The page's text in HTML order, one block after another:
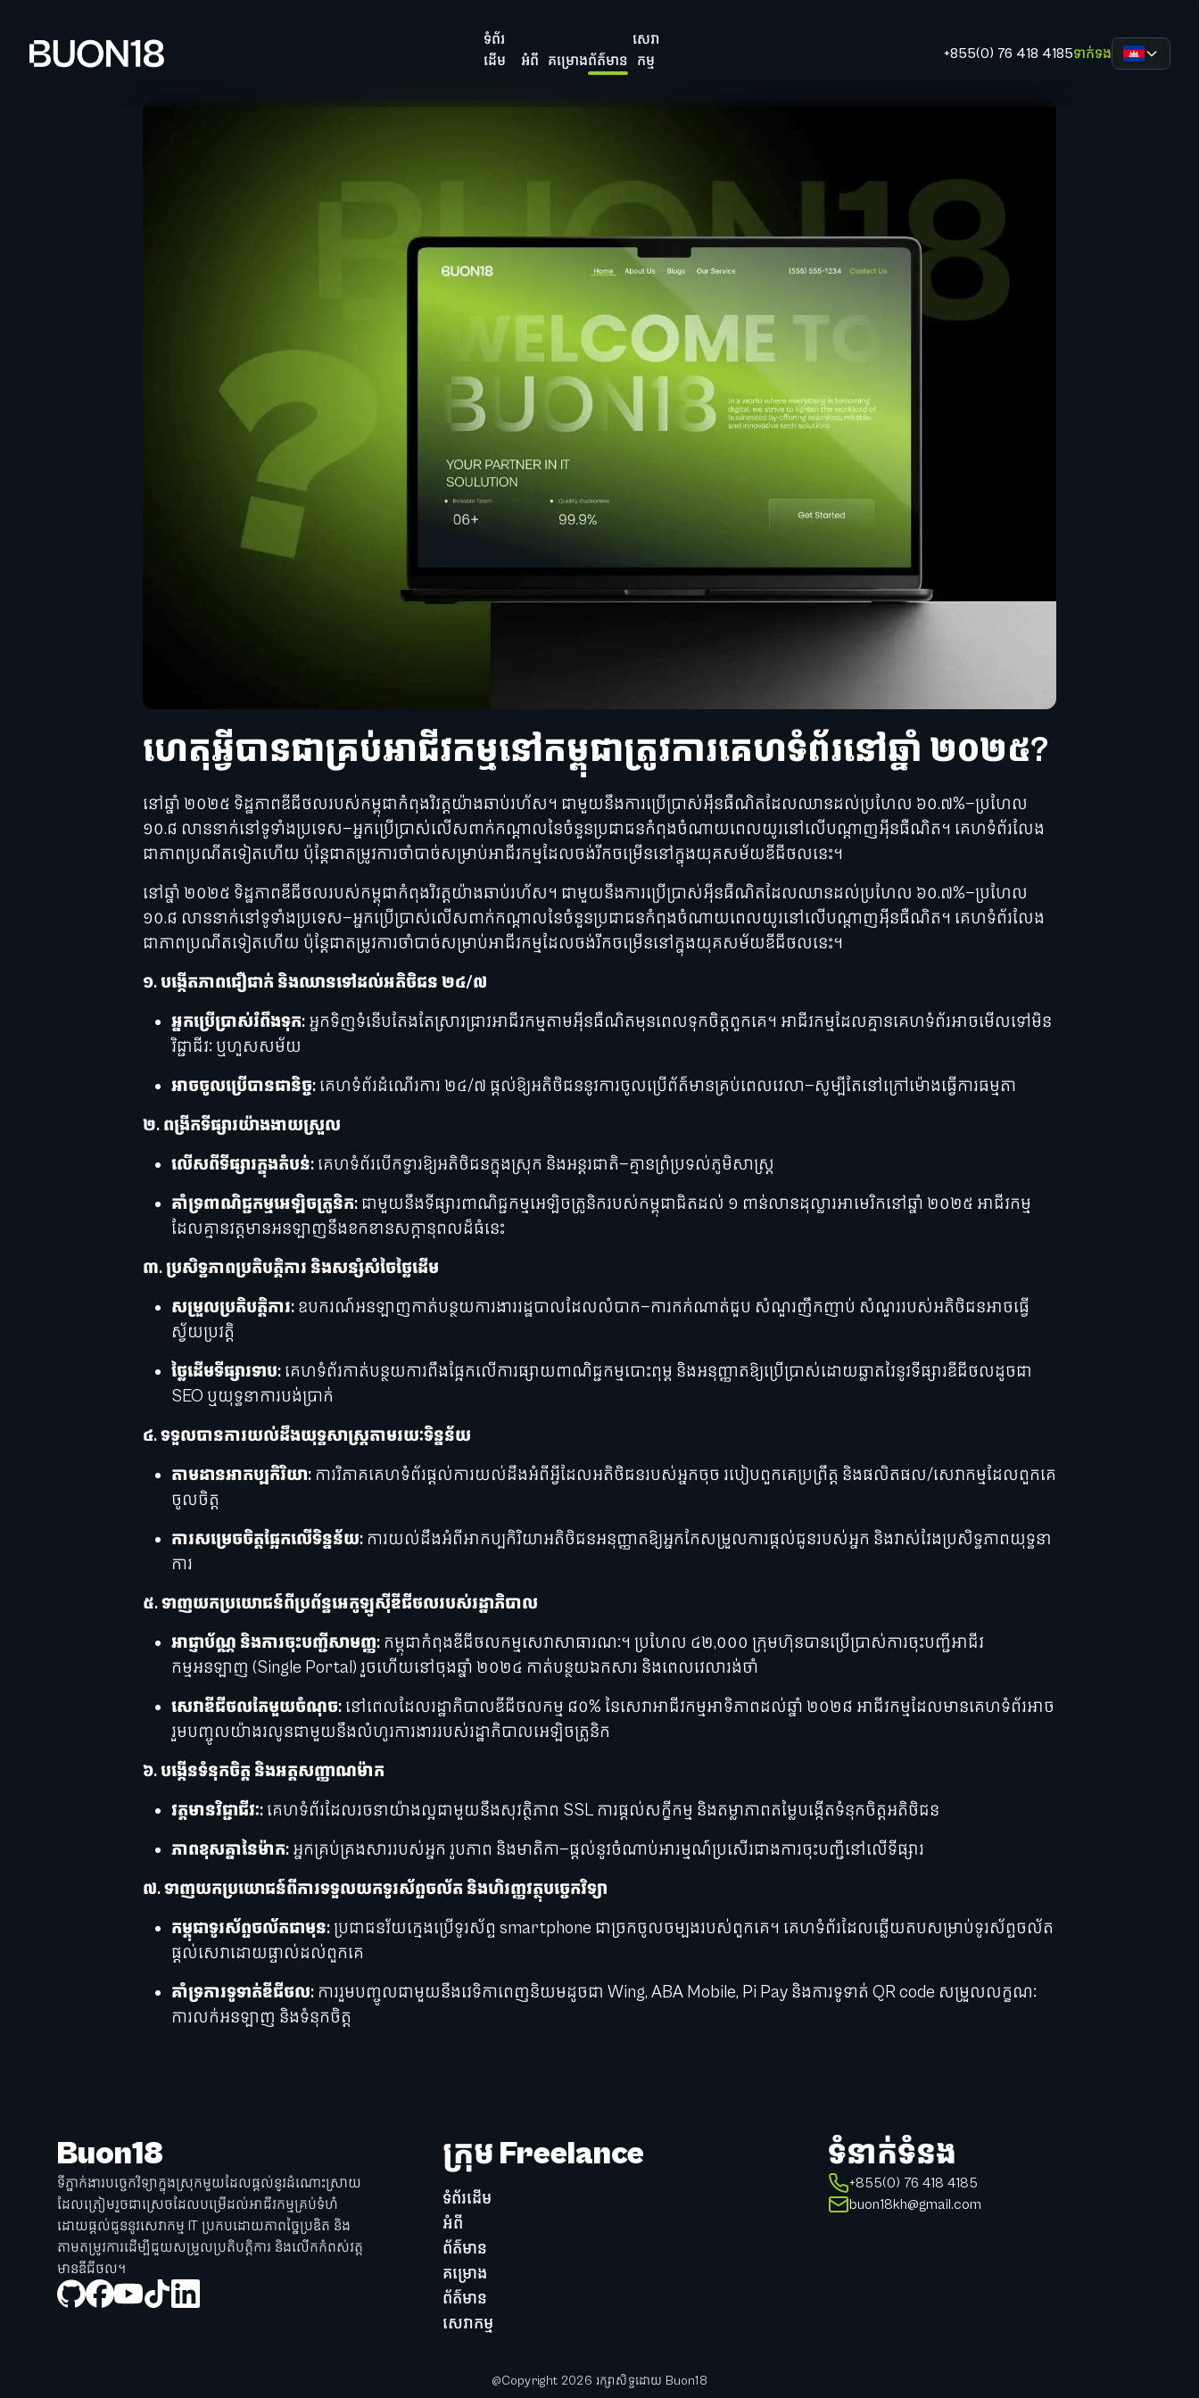
ទំព័រ
ដើម
អំពី គម្រោងព័ត៌មាន
សេវា
កម្ម
+855(0) 76 418 4185ទាក់ទង
ហេតុអ្វីបានជាគ្រប់អាជីវកម្មនៅកម្ពុជាត្រូវការគេហទំព័រនៅឆ្នាំ ២០២៥?
នៅឆ្នាំ ២០២៥ ទិដ្ឋភាពឌីជីថលរបស់កម្ពុជាកំពុងវិវត្តយ៉ាងឆាប់រហ័ស។ ជាមួយនឹងការប្រើប្រាស់អ៊ីនធឺណិតដែលឈានដល់ប្រហែល ៦០.៧%—ប្រហែល
១០.៨ លាននាក់នៅទូទាំងប្រទេស—អ្នកប្រើប្រាស់លើសពាក់កណ្តាលនៃចំនួនប្រជាជនកំពុងចំណាយពេលយូរនៅលើបណ្តាញអ៊ីនធឺណិត។ គេហទំព័រលែង
ជាភាពប្រណីតទៀតហើយ ប៉ុន្តែជាតម្រូវការចាំបាច់សម្រាប់អាជីវកម្មដែលចង់រីកចម្រើននៅក្នុងយុគសម័យឌីជីថលនេះ។
នៅឆ្នាំ ២០២៥ ទិដ្ឋភាពឌីជីថលរបស់កម្ពុជាកំពុងវិវត្តយ៉ាងឆាប់រហ័ស។ ជាមួយនឹងការប្រើប្រាស់អ៊ីនធឺណិតដែលឈានដល់ប្រហែល ៦០.៧%—ប្រហែល
១០.៨ លាននាក់នៅទូទាំងប្រទេស—អ្នកប្រើប្រាស់លើសពាក់កណ្តាលនៃចំនួនប្រជាជនកំពុងចំណាយពេលយូរនៅលើបណ្តាញអ៊ីនធឺណិត។ គេហទំព័រលែង
ជាភាពប្រណីតទៀតហើយ ប៉ុន្តែជាតម្រូវការចាំបាច់សម្រាប់អាជីវកម្មដែលចង់រីកចម្រើននៅក្នុងយុគសម័យឌីជីថលនេះ។
១. បង្កើតភាពជឿជាក់ និងឈានទៅដល់អតិថិជន ២៤/៧
អ្នកប្រើប្រាស់រំពឹងទុក: អ្នកទិញទំនើបតែងតែស្រាវជ្រាវអាជីវកម្មតាមអ៊ីនធឺណិតមុនពេលទុកចិត្តពួកគេ។ អាជីវកម្មដែលគ្មានគេហទំព័រអាចមើលទៅមិន
វិជ្ជាជីវៈ ឬហួសសម័យ
អាចចូលប្រើបានជានិច្ច: គេហទំព័រដំណើរការ ២៤/៧ ផ្តល់ឱ្យអតិថិជននូវការចូលប្រើព័ត៌មានគ្រប់ពេលវេលា—សូម្បីតែនៅក្រៅម៉ោងធ្វើការធម្មតា
២. ពង្រីកទីផ្សារយ៉ាងងាយស្រួល
លើសពីទីផ្សារក្នុងតំបន់: គេហទំព័របើកទ្វារឱ្យអតិថិជនក្នុងស្រុក និងអន្តរជាតិ—គ្មានព្រំប្រទល់ភូមិសាស្រ្ត
គាំទ្រពាណិជ្ជកម្មអេឡិចត្រូនិក: ជាមួយនឹងទីផ្សារពាណិជ្ជកម្មអេឡិចត្រូនិករបស់កម្ពុជាជិតដល់ ១ ពាន់លានដុល្លារអាមេរិកនៅឆ្នាំ ២០២៥ អាជីវកម្ម
ដែលគ្មានវត្តមានអនឡាញនឹងខកខានសក្តានុពលដ៏ធំនេះ
៣. ប្រសិទ្ធភាពប្រតិបត្តិការ និងសន្សំសំចៃថ្លៃដើម
សម្រួលប្រតិបត្តិការ: ឧបករណ៍អនឡាញកាត់បន្ថយការងាររដ្ឋបាលដែលលំបាក—ការកក់ណាត់ជួប សំណួរញឹកញាប់ សំណួររបស់អតិថិជនអាចធ្វើ
ស្វ័យប្រវត្តិ
ថ្លៃដើមទីផ្សារទាប: គេហទំព័រកាត់បន្ថយការពឹងផ្អែកលើការផ្សាយពាណិជ្ជកម្មបោះពុម្ព និងអនុញ្ញាតឱ្យប្រើប្រាស់ដោយឆ្លាតវៃនូវទីផ្សារឌីជីថលដូចជា
SEO ឬយុទ្ធនាការបង់ប្រាក់
៤. ទទួលបានការយល់ដឹងយុទ្ធសាស្រ្តតាមរយៈទិន្នន័យ
តាមដានអាកប្បកិរិយា: ការវិភាគគេហទំព័រផ្តល់ការយល់ដឹងអំពីអ្វីដែលអតិថិជនរបស់អ្នកចុច របៀបពួកគេប្រព្រឹត្ត និងផលិតផល/សេវាកម្មដែលពួកគេ
ចូលចិត្ត
ការសម្រេចចិត្តផ្អែកលើទិន្នន័យ: ការយល់ដឹងអំពីអាកប្បកិរិយាអតិថិជនអនុញ្ញាតឱ្យអ្នកកែសម្រួលការផ្តល់ជូនរបស់អ្នក និងវាស់វែងប្រសិទ្ធភាពយុទ្ធនា
ការ
៥. ទាញយកប្រយោជន៍ពីប្រព័ន្ធអេកូឡូស៊ីឌីជីថលរបស់រដ្ឋាភិបាល
អាជ្ញាប័ណ្ណ និងការចុះបញ្ជីសាមញ្ញ: កម្ពុជាកំពុងឌីជីថលកម្មសេវាសាធារណៈ។ ប្រហែល ៤២,០០០ ក្រុមហ៊ុនបានប្រើប្រាស់ការចុះបញ្ជីអាជីវ
កម្មអនឡាញ (Single Portal) រួចហើយនៅចុងឆ្នាំ ២០២៤ កាត់បន្ថយឯកសារ និងពេលវេលារង់ចាំ
សេវាឌីជីថលតែមួយចំណុច: នៅពេលដែលរដ្ឋាភិបាលឌីជីថលកម្ម ៨០% នៃសេវាអាជីវកម្មអាទិភាពដល់ឆ្នាំ ២០២៨ អាជីវកម្មដែលមានគេហទំព័រអាច
រួមបញ្ចូលយ៉ាងរលូនជាមួយនឹងលំហូរការងាររបស់រដ្ឋាភិបាលអេឡិចត្រូនិក
៦. បង្កើនទំនុកចិត្ត និងអត្តសញ្ញាណម៉ាក
វត្តមានវិជ្ជាជីវៈ: គេហទំព័រដែលរចនាយ៉ាងល្អជាមួយនឹងសុវត្ថិភាព SSL ការផ្តល់សក្ខីកម្ម និងតម្លាភាពតម្លៃបង្កើតទំនុកចិត្តអតិថិជន
ភាពខុសគ្នានៃម៉ាក: អ្នកគ្រប់គ្រងសាររបស់អ្នក រូបភាព និងមាតិកា—ផ្តល់នូវចំណាប់អារម្មណ៍ប្រសើរជាងការចុះបញ្ជីនៅលើទីផ្សារ
៧. ទាញយកប្រយោជន៍ពីការទទួលយកទូរស័ព្ទចល័ត និងហិរញ្ញវត្ថុបច្ចេកវិទ្យា
កម្ពុជាទូរស័ព្ទចល័តជាមុន: ប្រជាជនវ័យក្មេងប្រើទូរស័ព្ទ smartphone ជាច្រកចូលចម្បងរបស់ពួកគេ។ គេហទំព័រដែលឆ្លើយតបសម្រាប់ទូរស័ព្ទចល័ត
ផ្តល់សេវាដោយផ្ទាល់ដល់ពួកគេ
គាំទ្រការទូទាត់ឌីជីថល: ការរួមបញ្ចូលជាមួយនឹងវេទិកាពេញនិយមដូចជា Wing, ABA Mobile, Pi Pay និងការទូទាត់ QR code សម្រួលលក្ខណៈ
ការលក់អនឡាញ និងទំនុកចិត្ត
Buon18
ទីភ្នាក់ងារបច្ចេកវិទ្យាក្នុងស្រុកមួយដែលផ្តល់នូវដំណោះស្រាយ
ដែលត្រៀមរួចជាស្រេចដែលបម្រើដល់អាជីវកម្មគ្រប់ទំហំ
ដោយផ្តល់ជូននូវសេវាកម្ម IT ប្រកបដោយភាពច្នៃប្រឌិត និង
តាមតម្រូវការដើម្បីជួយសម្រួលប្រតិបត្តិការ និងលើកកំពស់វត្ត
មានឌីជីថល។
ក្រុម Freelance
ទំព័រដើម
អំពី
ព័ត៌មាន
គម្រោង
ព័ត៌មាន
សេវាកម្ម
ទំនាក់ទំនង
+855(0) 76 418 4185
buon18kh@gmail.com
@Copyright 2026 រក្សាសិទ្ទដោយ Buon18